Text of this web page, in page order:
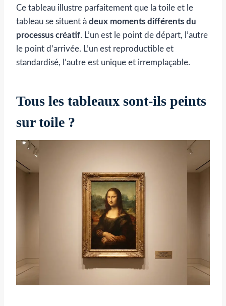
Ce tableau illustre parfaitement que la toile et le
tableau se situent à deux moments différents du
processus créatif. L’un est le point de départ, l’autre
le point d’arrivée. L’un est reproductible et
standardisé, l’autre est unique et irremplaçable.
Tous les tableaux sont-ils peints
sur toile ?